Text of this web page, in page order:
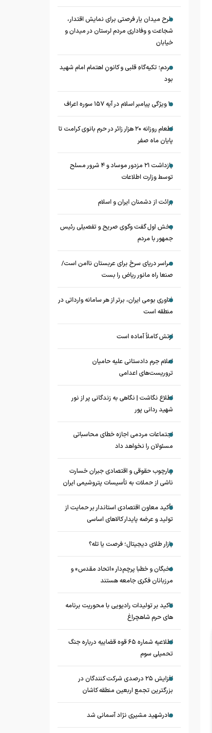
طرح میدان یار فرصتی برای نمایش اقتدار،
شجاعت و وفاداری مردم لرستان در میدان و
خیابان
مردم؛ تکیه‌گاهِ قلبی و کانونِ اهتمام امام شهید
بود
۱۰ ویژگی پیامبر اسلام در آیه ۱۵۷ سوره اعراف
اطعام روزانه ۲۰ هزار زائر در حرم بانوی کرامت تا
پایان ماه صفر
بازداشت ۲۱ مزدور موساد و ۴ شرور مسلح
توسط وزارت اطلاعات
برائت از دشمنان ایران و اسلام
بخش اول گفت وگوی صریح و تفصیلی رئیس
جمهور با مردم
سراسر دریای سرخ برای عربستان ناامن است/
صنعا راه مانور ریاض را بست
فناوری بومی ایران، برتر از هر سامانه وارداتی در
منطقه است
ارتش کاملاً آماده است
اعلام جرم دادستانی علیه حامیان
تروریست‌های اعدامی
اطلاع نگاشت | نگاهی به زندگانی پر از نور
شهید ردانی پور
اجتماعات مردمی اجازه خطای محاسباتی
مسئولان را نخواهد داد
چارچوب حقوقی و اقتصادی جبران خسارت
ناشی از حملات به تأسیسات پتروشیمی ایران
تأکید معاون اقتصادی استاندار بر حمایت از
تولید و عرضه پایدار کالاهای اساسی
بازار طلای دیجیتال؛ فرصت یا تله؟
نخبگان و خطبا پرچم‌دار «اتحاد مقدس» و
مرزبانان فکری جامعه هستند
تاکید بر تولیدات رادیویی با محوریت برنامه
های حرم شاهچراغ
اطلاعیه شماره ۶۵ قوه قضاییه درباره جنگ
تحمیلی سوم
افزایش ۲۵ درصدی شرکت کنندگان در
بزرگترین تجمع اربعین منطقه کاشان
مادرشهید مشیری نژاد آسمانی شد